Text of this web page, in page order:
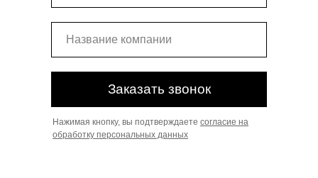
Заказать звонок
Нажимая кнопку, вы подтверждаете согласие на
обработку персональных данных